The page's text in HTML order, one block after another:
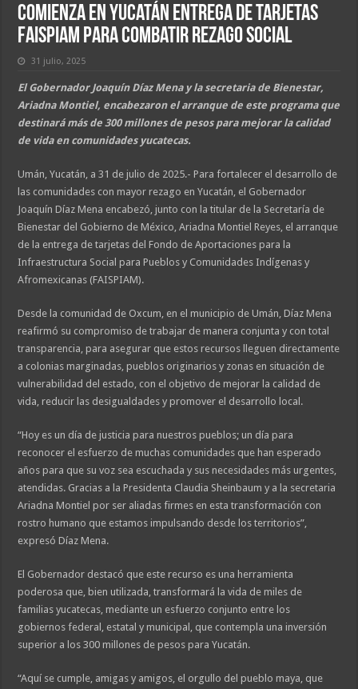
Comienza en Yucatán entrega de tarjetas
FAISPIAM para combatir rezago social
31 julio, 2025
El Gobernador Joaquín Díaz Mena y la secretaria de Bienestar,
Ariadna Montiel, encabezaron el arranque de este programa que
destinará más de 300 millones de pesos para mejorar la calidad
de vida en comunidades yucatecas.
Umán, Yucatán, a 31 de julio de 2025.- Para fortalecer el desarrollo de
las comunidades con mayor rezago en Yucatán, el Gobernador
Joaquín Díaz Mena encabezó, junto con la titular de la Secretaría de
Bienestar del Gobierno de México, Ariadna Montiel Reyes, el arranque
de la entrega de tarjetas del Fondo de Aportaciones para la
Infraestructura Social para Pueblos y Comunidades Indígenas y
Afromexicanas (FAISPIAM).
Desde la comunidad de Oxcum, en el municipio de Umán, Díaz Mena
reafirmó su compromiso de trabajar de manera conjunta y con total
transparencia, para asegurar que estos recursos lleguen directamente
a colonias marginadas, pueblos originarios y zonas en situación de
vulnerabilidad del estado, con el objetivo de mejorar la calidad de
vida, reducir las desigualdades y promover el desarrollo local.
“Hoy es un día de justicia para nuestros pueblos; un día para
reconocer el esfuerzo de muchas comunidades que han esperado
años para que su voz sea escuchada y sus necesidades más urgentes,
atendidas. Gracias a la Presidenta Claudia Sheinbaum y a la secretaria
Ariadna Montiel por ser aliadas firmes en esta transformación con
rostro humano que estamos impulsando desde los territorios”,
expresó Díaz Mena.
El Gobernador destacó que este recurso es una herramienta
poderosa que, bien utilizada, transformará la vida de miles de
familias yucatecas, mediante un esfuerzo conjunto entre los
gobiernos federal, estatal y municipal, que contempla una inversión
superior a los 300 millones de pesos para Yucatán.
“Aquí se cumple, amigas y amigos, el orgullo del pueblo maya, que